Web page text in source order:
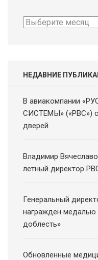
Архив
НЕДАВНИЕ
В авиакомпании
СИСТЕМЫ» («РВС»)
дверей
Владимир
летный директор
Генеральный
награжден медалью
доблесть»
Обновленные